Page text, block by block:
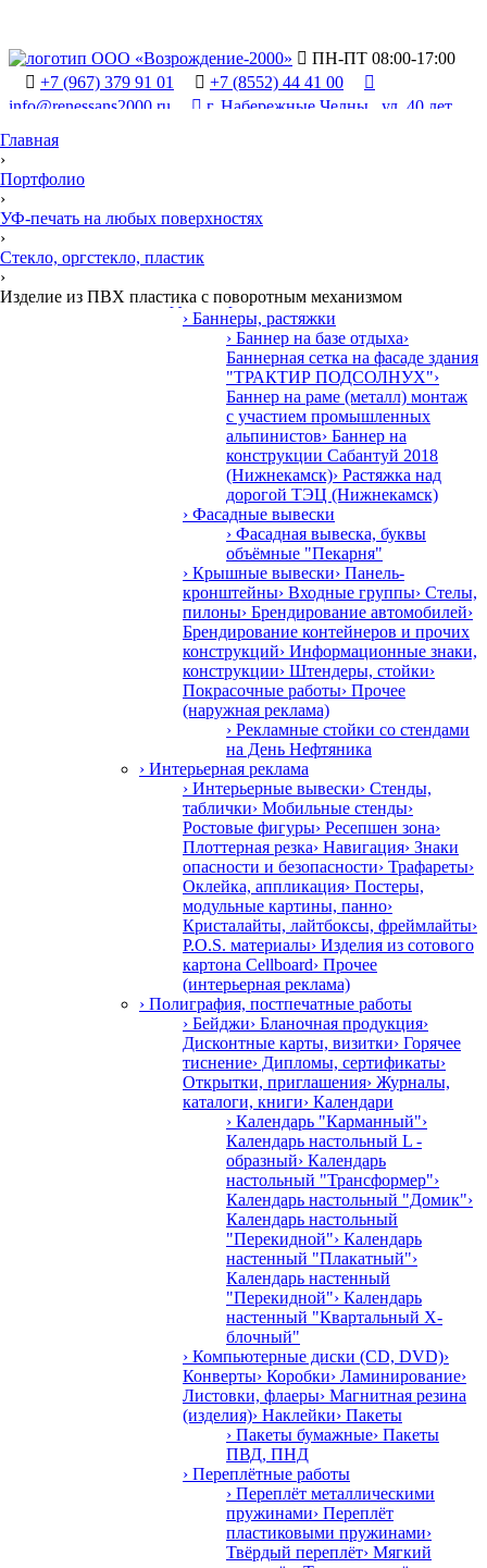
 ПН-ПТ 08:00-17:00
 +7 (967) 379 91 01  +7 (8552) 44 41 00

info@renessans2000.ru
 г. Набережные Челны , ул. 40 лет

› Наружная реклама
› Баннеры, растяжки
› Баннер на базе отдыха›
Баннерная сетка на фасаде здания
"ТРАКТИР ПОДСОЛНУХ"›
Баннер на раме (металл) монтаж
с участием промышленных
альпинистов› Баннер на
конструкции Сабантуй 2018
(Нижнекамск)› Растяжка над
дорогой ТЭЦ (Нижнекамск)
› Фасадные вывески
› Фасадная вывеска, буквы
объёмные "Пекарня"
› Крышные вывески› Панель-
кронштейны› Входные группы› Стелы,
пилоны› Брендирование автомобилей›
Брендирование контейнеров и прочих
конструкций› Информационные знаки,
конструкции› Штендеры, стойки›
Покрасочные работы› Прочее
(наружная реклама)
› Рекламные стойки со стендами
на День Нефтяника
› Интерьерная реклама
› Интерьерные вывески› Стенды,
таблички› Мобильные стенды›
Ростовые фигуры› Ресепшен зона›
Плоттерная резка› Навигация› Знаки
опасности и безопасности› Трафареты›
Оклейка, аппликация› Постеры,
модульные картины, панно›
Кристалайты, лайтбоксы, фреймлайты›
P.O.S. материалы› Изделия из сотового
картона Cellboard› Прочее
(интерьерная реклама)
› Полиграфия, постпечатные работы
› Бейджи› Бланочная продукция›
Дисконтные карты, визитки› Горячее
тиснение› Дипломы, сертификаты›
Открытки, приглашения› Журналы,
каталоги, книги› Календари
› Календарь "Карманный"›
Календарь настольный L -
образный› Календарь
настольный "Трансформер"›
Календарь настольный "Домик"›
Календарь настольный
"Перекидной"› Календарь
настенный "Плакатный"›
Календарь настенный
"Перекидной"› Календарь
настенный "Квартальный Х-
блочный"
› Компьютерные диски (CD, DVD)›
Конверты› Коробки› Ламинирование›
Листовки, флаеры› Магнитная резина
(изделия)› Наклейки› Пакеты
› Пакеты бумажные› Пакеты
ПВД, ПНД
› Переплётные работы
› Переплёт металлическими
пружинами› Переплёт
пластиковыми пружинами›
Твёрдый переплёт› Мягкий
Главная
›
Портфолио
›
УФ-печать на любых поверхностях
›
Стекло, оргстекло, пластик
›
Изделие из ПВХ пластика с поворотным механизмом